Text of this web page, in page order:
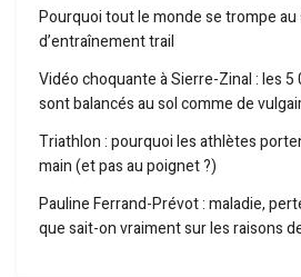
Pourquoi tout le monde se trompe au
d’entraînement trail
Vidéo choquante à Sierre-Zinal : les
sont balancés au sol comme de
Triathlon : pourquoi les athlètes
main (et pas au poignet ?)
Pauline Ferrand-Prévot : maladie,
que sait-on vraiment sur les raisons